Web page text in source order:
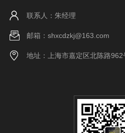
联系人：朱经理
邮箱：shxcdzkj@163.com
地址：上海市嘉定区北陈路962